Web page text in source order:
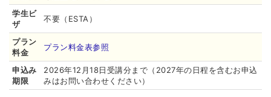
学生ビ
ザ
不要（ESTA）
プラン
料金
プラン料金表参照
申込み
期限
2026年12月18日受講分まで（2027年の日程を含むお申込
みはお問い合わせください）